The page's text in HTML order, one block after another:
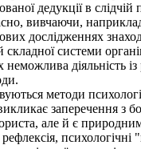
дедукції в
вивчаючи,
дослідженнях
системи
неможлива діяльність
методи
заперечення з
але й є